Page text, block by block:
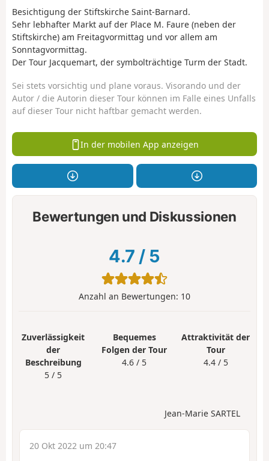
Besichtigung der Stiftskirche Saint-Barnard.
Sehr lebhafter Markt auf der Place M. Faure (neben der
Stiftskirche) am Freitagvormittag und vor allem am
Sonntagvormittag.
Der Tour Jacquemart, der symbolträchtige Turm der Stadt.
Sei stets vorsichtig und plane voraus. Visorando und der
Autor / die Autorin dieser Tour können im Falle eines Unfalls
auf dieser Tour nicht haftbar gemacht werden.
In der mobilen App anzeigen
Bewertungen und Diskussionen
4.7 / 5
Anzahl an Bewertungen: 10
Zuverlässigkeit
der
Beschreibung
5 / 5
Bequemes
Folgen der Tour
4.6 / 5
Attraktivität der
Tour
4.4 / 5
Jean-Marie SARTEL
20 Okt 2022 um 20:47